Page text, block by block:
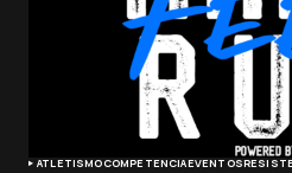
ATLETISMOCOMPETENCIAEVENTOS